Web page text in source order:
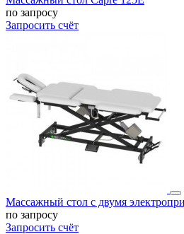
по запросу
Запросить счёт
Массажный стол c двумя
по запросу
Запросить счёт